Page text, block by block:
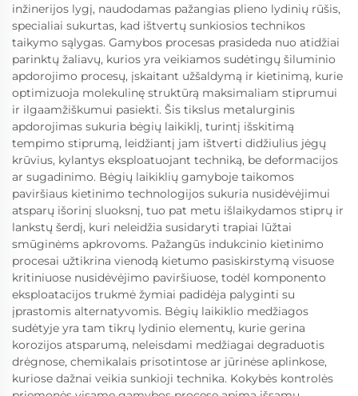
inžinerijos lygį, naudodamas pažangias plieno lydinių rūšis,
specialiai sukurtas, kad ištvertų sunkiosios technikos
taikymo sąlygas. Gamybos procesas prasideda nuo atidžiai
parinktų žaliavų, kurios yra veikiamos sudėtingų šiluminio
apdorojimo procesų, įskaitant užšaldymą ir kietinimą, kurie
optimizuoja molekulinę struktūrą maksimaliam stiprumui
ir ilgaamžiškumui pasiekti. Šis tikslus metalurginis
apdorojimas sukuria bėgių laikiklį, turintį išskitimą
tempimo stiprumą, leidžiantį jam ištverti didžiulius jėgų
krūvius, kylantys eksploatuojant techniką, be deformacijos
ar sugadinimo. Bėgių laikiklių gamyboje taikomos
paviršiaus kietinimo technologijos sukuria nusidėvėjimui
atsparų išorinį sluoksnį, tuo pat metu išlaikydamos stiprų ir
lankstų šerdį, kuri neleidžia susidaryti trapiai lūžtai
smūginėms apkrovoms. Pažangūs indukcinio kietinimo
procesai užtikrina vienodą kietumo pasiskirstymą visuose
kritiniuose nusidėvėjimo paviršiuose, todėl komponento
eksploatacijos trukmė žymiai padidėja palyginti su
įprastomis alternatyvomis. Bėgių laikiklio medžiagos
sudėtyje yra tam tikrų lydinio elementų, kurie gerina
korozijos atsparumą, neleisdami medžiagai degraduotis
drėgnose, chemikalais prisotintose ar jūrinėse aplinkose,
kuriose dažnai veikia sunkioji technika. Kokybės kontrolės